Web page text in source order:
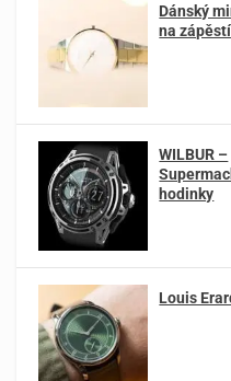
Dánský
na zápěstí
WILBUR –
hodinky
Louis